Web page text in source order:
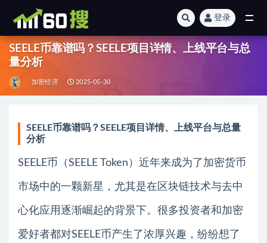
登录
SEELE币靠谱吗？SEELE项目详情、上线平台与总
量分析
加密经济 2025-05-30
SEELE币靠谱吗？SEELE项目详情、上线平台与总量
分析
SEELE币（SEELE Token）近年来成为了加密货币
市场中的一颗新星，尤其是在区块链技术与去中
心化应用逐渐崛起的背景下。很多投资者和加密
爱好者都对SEELE币产生了浓厚兴趣，纷纷想了